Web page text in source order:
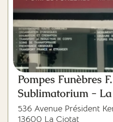
Pompes Funèbres
Sublimatorium -
536 Avenue Président
13600 La Ciotat